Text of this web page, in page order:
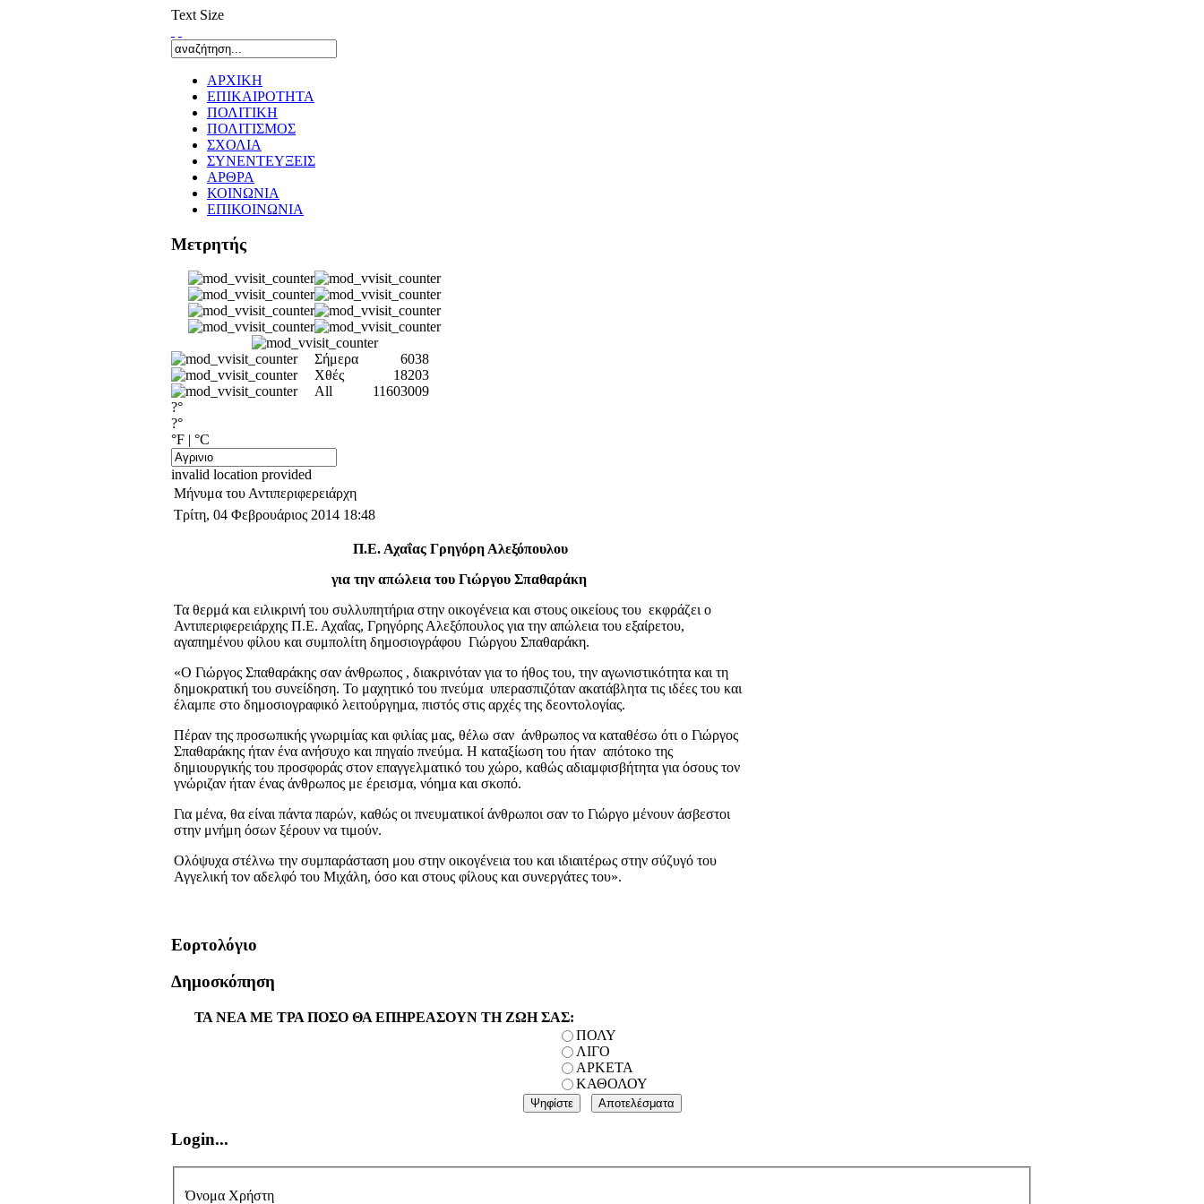
Text Size
ΑΡΧΙΚΗ
ΕΠΙΚΑΙΡΟΤΗΤΑ
ΠΟΛΙΤΙΚΗ
ΠΟΛΙΤΙΣΜΟΣ
ΣΧΟΛΙΑ
ΣΥΝΕΝΤΕΥΞΕΙΣ
ΑΡΘΡΑ
ΚΟΙΝΩΝΙΑ
ΕΠΙΚΟΙΝΩΝΙΑ
Μετρητής
Σήμερα
6038
Χθές
18203
All
11603009
?°
?°
°F | °C
invalid location provided
Μήνυμα του Αντιπεριφερειάρχη
Τρίτη, 04 Φεβρουάριος 2014 18:48
Π.Ε. Αχαΐας Γρηγόρη Αλεξόπουλου
για την απώλεια του Γιώργου Σπαθαράκη
Τα θερμά και ειλικρινή του συλλυπητήρια στην οικογένεια και στους οικείους του εκφράζει ο
Αντιπεριφερειάρχης Π.Ε. Αχαΐας, Γρηγόρης Αλεξόπουλος για την απώλεια του εξαίρετου,
αγαπημένου φίλου και συμπολίτη δημοσιογράφου Γιώργου Σπαθαράκη.
«Ο Γιώργος Σπαθαράκης σαν άνθρωπος , διακρινόταν για το ήθος του, την αγωνιστικότητα και τη
δημοκρατική του συνείδηση. Το μαχητικό του πνεύμα υπερασπιζόταν ακατάβλητα τις ιδέες του και
έλαμπε στο δημοσιογραφικό λειτούργημα, πιστός στις αρχές της δεοντολογίας.
Πέραν της προσωπικής γνωριμίας και φιλίας μας, θέλω σαν άνθρωπος να καταθέσω ότι ο Γιώργος
Σπαθαράκης ήταν ένα ανήσυχο και πηγαίο πνεύμα. Η καταξίωση του ήταν απότοκο της
δημιουργικής του προσφοράς στον επαγγελματικό του χώρο, καθώς αδιαμφισβήτητα για όσους τον
γνώριζαν ήταν ένας άνθρωπος με έρεισμα, νόημα και σκοπό.
Για μένα, θα είναι πάντα παρών, καθώς οι πνευματικοί άνθρωποι σαν το Γιώργο μένουν άσβεστοι
στην μνήμη όσων ξέρουν να τιμούν.
Ολόψυχα στέλνω την συμπαράσταση μου στην οικογένεια του και ιδιαιτέρως στην σύζυγό του
Αγγελική τον αδελφό του Μιχάλη, όσο και στους φίλους και συνεργάτες του».
Εορτολόγιο
Δημοσκόπηση
ΤΑ ΝΕΑ ΜΕ ΤΡΑ ΠΟΣΟ ΘΑ ΕΠΗΡΕΑΣΟΥΝ ΤΗ ΖΩΗ ΣΑΣ:
ΠΟΛΥ
ΛΙΓΟ
ΑΡΚΕΤΑ
ΚΑΘΟΛΟΥ
Login...
Όνομα Χρήστη